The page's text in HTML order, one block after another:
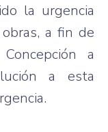
la urgencia
a fin de
a
a esta